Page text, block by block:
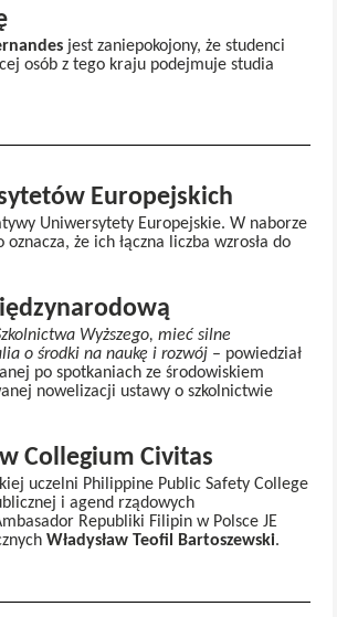
jest zaniepokojony, że studenci
osób z tego kraju podejmuje studia
Europejskich
Uniwersytety Europejskie. W naborze
że ich łączna liczba wzrosła do
Wyższego, mieć silne
o środki na naukę i rozwój – powiedział
po spotkaniach ze środowiskiem
nowelizacji ustawy o szkolnictwie
Collegium Civitas
uczelni Philippine Public Safety College
i agend rządowych
Republiki Filipin w Polsce JE
Władysław Teofil Bartoszewski.